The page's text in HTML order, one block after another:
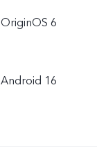
OriginOS 6
Android 16